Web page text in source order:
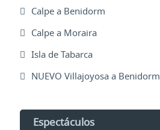
Calpe a Benidorm
Calpe a Moraira
Isla de Tabarca
NUEVO Villajoyosa a Benidorm
Espectáculos